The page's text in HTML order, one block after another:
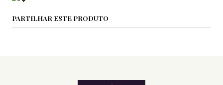
PARTILHAR ESTE PRODUTO